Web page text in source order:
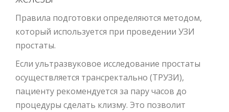
Правила подготовки определяются методом,
который используется при проведении УЗИ
простаты.
Если ультразвуковое исследование простаты
осуществляется трансректально (ТРУЗИ),
пациенту рекомендуется за пару часов до
процедуры сделать клизму. Это позволит